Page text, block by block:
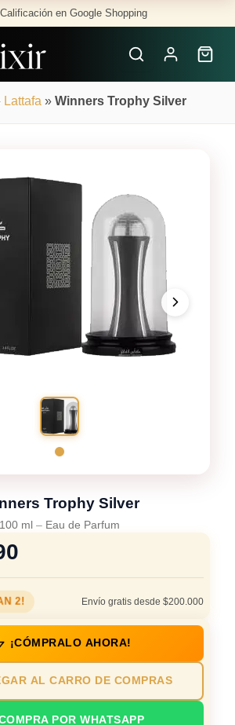
Calificación en Google Shopping
Lattafa » Winners Trophy Silver
Trophy Silver
100 ml – Eau de Parfum
2! Envío gratis desde $200.000
¡CÓMPRALO AHORA!
AL CARRO DE COMPRAS
POR WHATSAPP